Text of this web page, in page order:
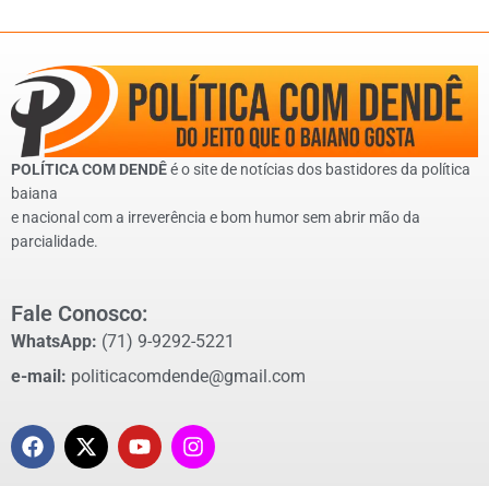
POLÍTICA COM DENDÊé o site de notícias dos bastidores da política
baiana
e nacional com a irreverência e bom humor sem abrir mão da
parcialidade.
Fale Conosco:
WhatsApp: (71) 9-9292-5221
e-mail: politicacomdende@gmail.com